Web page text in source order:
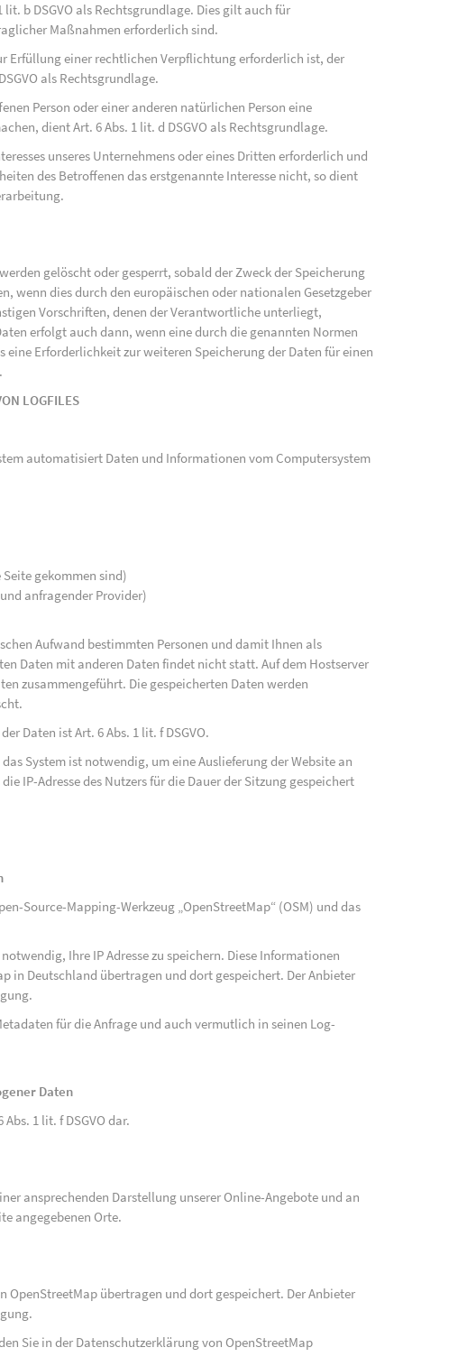
b DSGVO als Rechtsgrundlage. Dies gilt auch für
Maßnahmen erforderlich sind.
Erfüllung einer rechtlichen Verpflichtung erforderlich ist, der
als Rechtsgrundlage.
Person oder einer anderen natürlichen Person eine
dient Art. 6 Abs. 1 lit. d DSGVO als Rechtsgrundlage.
unseres Unternehmens oder eines Dritten erforderlich und
des Betroffenen das erstgenannte Interesse nicht, so dient
gelöscht oder gesperrt, sobald der Zweck der Speicherung
wenn dies durch den europäischen oder nationalen Gesetzgeber
Vorschriften, denen der Verantwortliche unterliegt,
erfolgt auch dann, wenn eine durch die genannten Normen
Erforderlichkeit zur weiteren Speicherung der Daten für einen
LOGFILES
automatisiert Daten und Informationen vom Computersystem
Seite gekommen sind)
anfragender Provider)
Aufwand bestimmten Personen und damit Ihnen als
Daten mit anderen Daten findet nicht statt. Auf dem Hostserver
zusammengeführt. Die gespeicherten Daten werden
Daten ist Art. 6 Abs. 1 lit. f DSGVO.
System ist notwendig, um eine Auslieferung der Website an
IP-Adresse des Nutzers für die Dauer der Sitzung gespeichert
Source-Mapping-Werkzeug „OpenStreetMap“ (OSM) und das
Ihre IP Adresse zu speichern. Diese Informationen
in Deutschland übertragen und dort gespeichert. Der Anbieter
für die Anfrage und auch vermutlich in seinen Log-
Daten
1 lit. f DSGVO dar.
ansprechenden Darstellung unserer Online-Angebote und an
angegebenen Orte.
OpenStreetMap übertragen und dort gespeichert. Der Anbieter
Sie in der Datenschutzerklärung von OpenStreetMap